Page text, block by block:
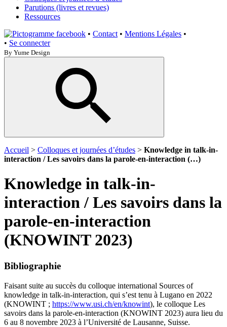
Parutions (livres et revues)
Ressources
• Contact • Mentions Légales •
• Se connecter
By Yume Design
Accueil > Colloques et journées d’études > Knowledge in talk-in-
interaction / Les savoirs dans la parole-en-interaction (…)
Knowledge in talk-in-
interaction / Les savoirs dans la
parole-en-interaction
(KNOWINT 2023)
Bibliographie
Faisant suite au succès du colloque international Sources of
knowledge in talk-in-interaction, qui s’est tenu à Lugano en 2022
(KNOWINT ; https://www.usi.ch/en/knowint), le colloque Les
savoirs dans la parole-en-interaction (KNOWINT 2023) aura lieu du
6 au 8 novembre 2023 à l’Université de Lausanne, Suisse.